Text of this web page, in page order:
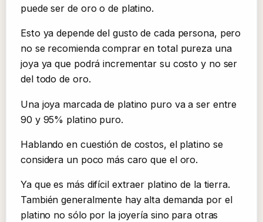
puede ser de oro o de platino.
Esto ya depende del gusto de cada persona, pero
no se recomienda comprar en total pureza una
joya ya que podrá incrementar su costo y no ser
del todo de oro.
Una joya marcada de platino puro va a ser entre
90 y 95% platino puro.
Hablando en cuestión de costos, el platino se
considera un poco más caro que el oro.
Ya que es más difícil extraer platino de la tierra.
También generalmente hay alta demanda por el
platino no sólo por la joyería sino para otras